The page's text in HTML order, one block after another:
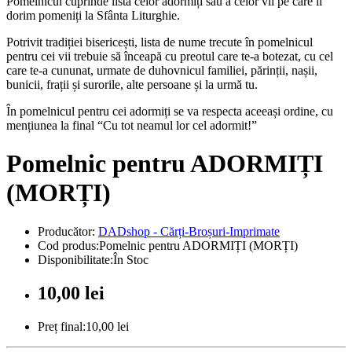
dorim pomeniți la Sfânta Liturghie.
Potrivit tradiției bisericești, lista de nume trecute în pomelnicul
pentru cei vii trebuie să înceapă cu preotul care te-a botezat, cu cel
care te-a cununat, urmate de duhovnicul familiei, părinții, nașii,
bunicii, frații și surorile, alte persoane și la urmă tu.
În pomelnicul pentru cei adormiți se va respecta aceeași ordine, cu
mențiunea la final “Cu tot neamul lor cel adormit!”
Pomelnic pentru ADORMIȚI
(MORȚI)
Producător: DADshop - Cărți-Broșuri-Imprimate
Cod produs:Pomelnic pentru ADORMIȚI (MORȚI)
Disponibilitate:În Stoc
10,00 lei
Preț final:10,00 lei